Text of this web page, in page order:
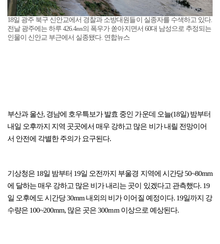
18일 광주 북구 신안교에서 경찰과 소방대원들이 실종자를 수색하고 있다.
전날 광주에는 하루 426.4㎜의 폭우가 쏟아지면서 60대 남성으로 추정되는
인물이 신안교 부근에서 실종됐다. 연합뉴스
부산과 울산, 경남에 호우특보가 발효 중인 가운데 오늘(18일) 밤부터
내일 오후까지 지역 곳곳에서 매우 강하고 많은 비가 내릴 전망이어
서 안전에 각별한 주의가 요구된다.
기상청은 18일 밤부터 19일 오전까지 부울경 지역에 시간당 50~80mm
에 달하는 매우 강하고 많은 비가 내리는 곳이 있겠다고 관측했다. 19
일 오후에도 시간당 30mm 내외의 비가 이어질 예정이다. 19일까지 강
수량은 100~200mm, 많은 곳은 300mm 이상으로 예상된다.